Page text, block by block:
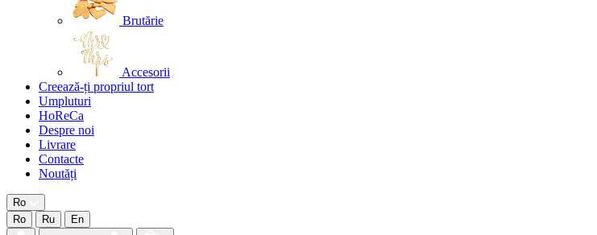
Brutărie
Accesorii
Creează-ți propriul tort
Umpluturi
HoReCa
Despre noi
Livrare
Contacte
Noutăți
Ro
Ro
Ru
En